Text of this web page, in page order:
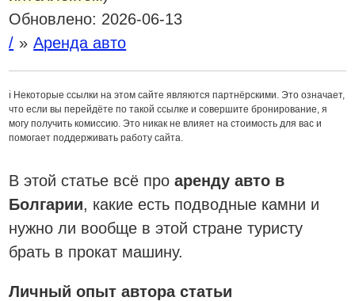
Обновлено: 2026-06-13
/
Аренда авто
ℹ️ Некоторые ссылки на этом сайте являются партнёрскими. Это означает,
что если вы перейдёте по такой ссылке и совершите бронирование, я
могу получить комиссию. Это никак не влияет на стоимость для вас и
помогает поддерживать работу сайта.
В этой статье всё проаренду авто в
Болгарии, какие есть подводные камни и
нужно ли вообще в этой стране туристу
брать в прокат машину.
Личный опыт автора статьи